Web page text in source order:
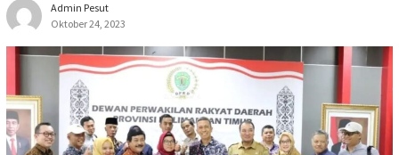
Admin Pesut
Oktober 24, 2023